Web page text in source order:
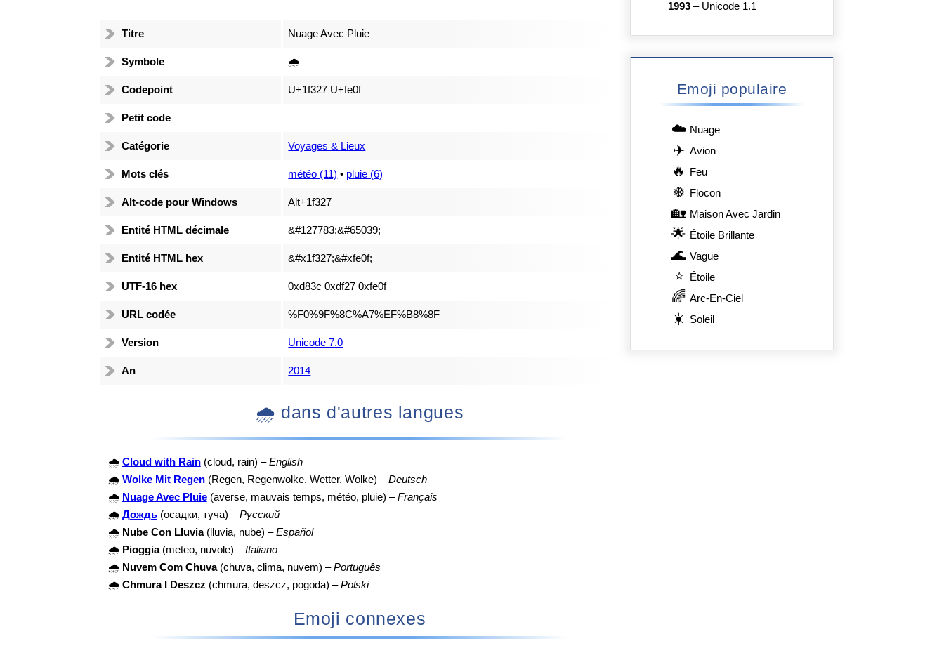
Titre Nuage Avec Pluie
Symbole 🌧️
Codepoint U+1f327 U+fe0f
Petit code
Catégorie Voyages & Lieux
Mots clés météo (11) • pluie (6)
Alt-code pour Windows Alt+1f327
Entité HTML décimale &#127783;&#65039;
Entité HTML hex &#x1f327;&#xfe0f;
UTF-16 hex 0xd83c 0xdf27 0xfe0f
URL codée %F0%9F%8C%A7%EF%B8%8F
Version Unicode 7.0
An 2014
🌧️ dans d'autres langues
🌧️ Cloud with Rain(cloud, rain) –English
🌧️ Wolke Mit Regen(Regen, Regenwolke, Wetter, Wolke) –Deutsch
🌧️ Nuage Avec Pluie(averse, mauvais temps, météo, pluie) –Français
🌧️ Дождь(осадки, туча) –Русский
🌧️ Nube Con Lluvia(lluvia, nube) –Español
🌧️ Pioggia(meteo, nuvole) –Italiano
🌧️ Nuvem Com Chuva(chuva, clima, nuvem) –Português
🌧️ Chmura I Deszcz (chmura, deszcz, pogoda) –Polski
Emoji connexes
1993 – Unicode 1.1
Emoji populaire
☁️ Nuage
✈️ Avion
🔥 Feu
❄️ Flocon
🏡 Maison Avec Jardin
🌟 Étoile Brillante
🌊 Vague
⭐ Étoile
🌈 Arc-En-Ciel
☀️ Soleil